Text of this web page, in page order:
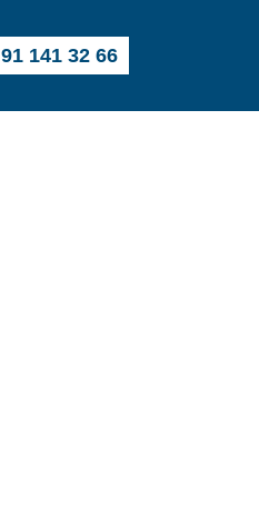
91 141 32 66